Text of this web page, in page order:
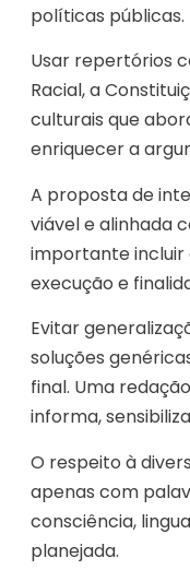
políticas públicas.
Usar repertórios
Racial, a
culturais que
enriquecer a
A proposta de
viável e alinhada
importante incluir
execução e
Evitar
soluções
final. Uma
informa,
O respeito à
apenas com
consciência,
planejada.